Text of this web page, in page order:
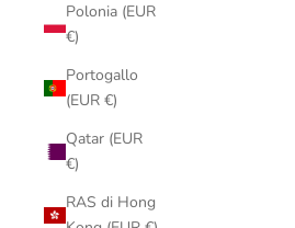
Polonia (EUR
€)
Portogallo
(EUR €)
Qatar (EUR
€)
RAS di Hong